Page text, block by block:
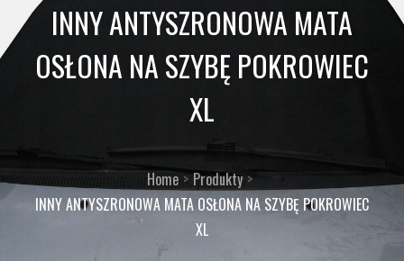
INNY ANTYSZRONOWA MATA
OSŁONA NA SZYBĘ POKROWIEC
XL
Home
Produkty
INNY ANTYSZRONOWA MATA OSŁONA NA SZYBĘ POKROWIEC
XL